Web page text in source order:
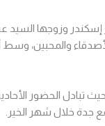
إسكندر وزوجها
والمحبين،
تبادل الحضور
جدة خلال شهر الخير.